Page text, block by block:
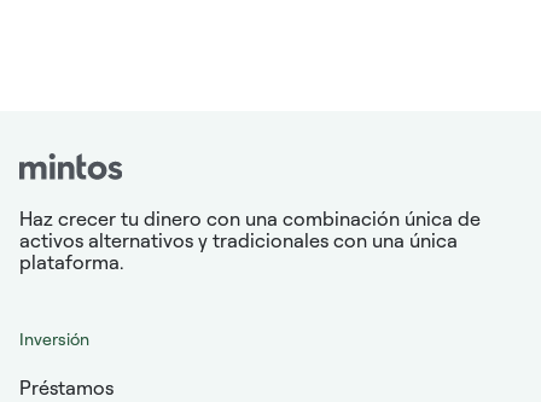
Haz crecer tu dinero con una combinación única de
activos alternativos y tradicionales con una única
plataforma.
Inversión
Préstamos